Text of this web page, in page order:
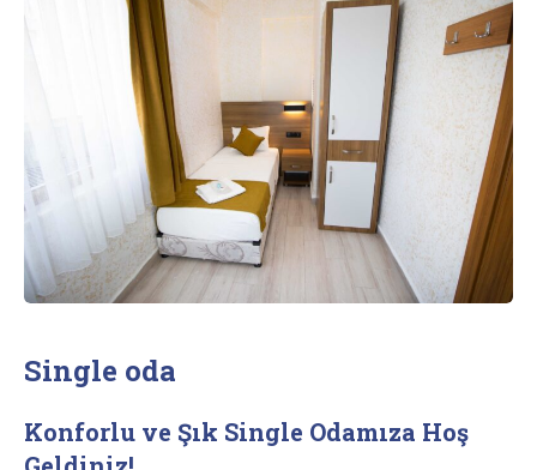
Single oda
Konforlu ve Şık Single Odamıza Hoş